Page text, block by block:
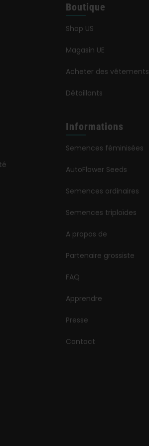
Boutique
Shop US
Magasin UE
Acheter des vêtements
Détaillants
Informations
Semences féminisées
AutoFlower Seeds
Semences ordinaires
Semences triploïdes
A propos de
Partenaire grossiste
FAQ
Apprendre
Presse
Contact